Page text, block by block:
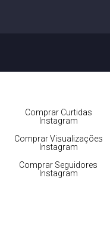
Comprar Curtidas
Instagram
Comprar Visualizações
Instagram
Comprar Seguidores
Instagram